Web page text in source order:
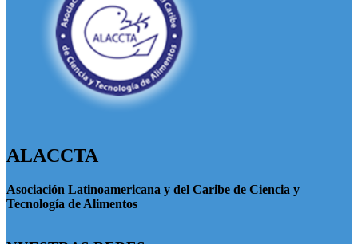
ALACCTA
Asociación Latinoamericana y del Caribe de Ciencia y
Tecnología de Alimentos